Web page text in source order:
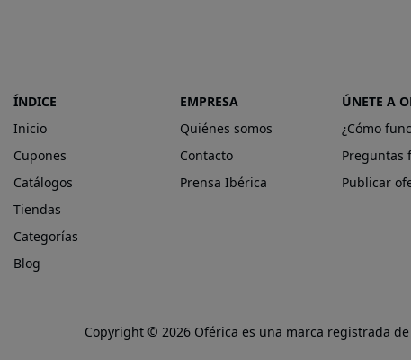
ÍNDICE
Inicio
Cupones
Catálogos
Tiendas
Categorías
Blog
EMPRESA
Quiénes somos
Contacto
Prensa Ibérica
ÚNETE A
¿Cómo
Preguntas
Publicar
Copyright © 2026 Oférica es una marca registrada de